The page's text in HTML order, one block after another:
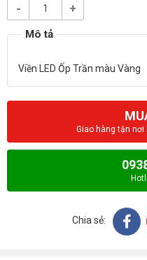
- +
Giao hàng tận
Chia sẻ: